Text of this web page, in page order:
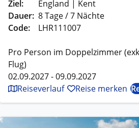
Ziel:
England | Kent
Dauer: 8 Tage / 7 Nächte
Code:
LHR111007
Pro Person im Doppelzimmer
Flug)
02.09.2027 - 09.09.2027
Reiseverlauf Reise merken